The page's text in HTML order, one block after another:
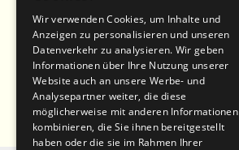
Wir verwenden Cookies, um Inhalte und
Anzeigen zu personalisieren und unseren
Datenverkehr zu analysieren. Wir geben
Informationen über Ihre Nutzung unserer
Website auch an unsere Werbe- und
Analysepartner weiter, die diese
möglicherweise mit anderen Informationen
kombinieren, die Sie ihnen bereitgestellt
haben oder die sie im Rahmen Ihrer